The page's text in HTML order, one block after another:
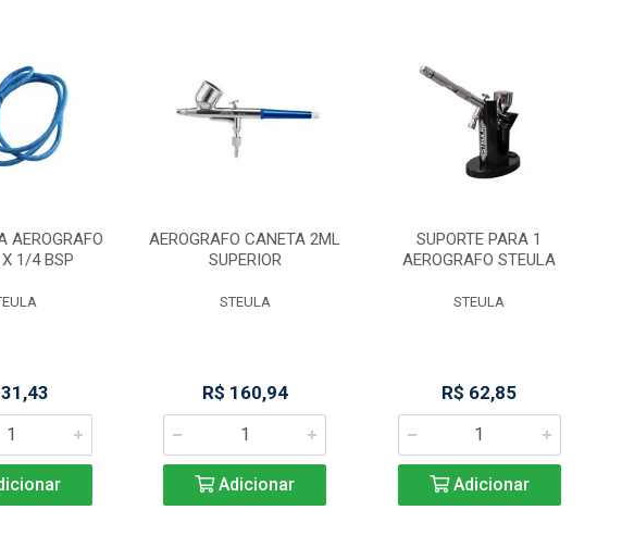
AEROGRAFO
1/4 BSP
AEROGRAFO CANETA 2ML
SUPERIOR
STEULA
R$ 160,94
Adicionar
SUPORTE PARA 1
AEROGRAFO STEULA
STEULA
R$ 62,85
Adicionar